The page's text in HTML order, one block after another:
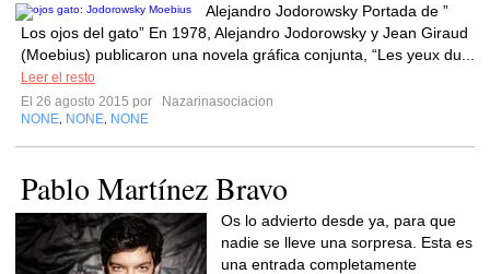
Alejandro Jodorowsky Portada de ”
Los ojos del gato” En 1978, Alejandro Jodorowsky y Jean Giraud
(Moebius) publicaron una novela gráfica conjunta, “Les yeux du...
Leer el resto
El 26 agosto 2015 por
Nazarinasociacion
NONE NONE NONE
Pablo Martínez Bravo
Os lo advierto desde ya, para que
nadie se lleve una sorpresa. Esta es
una entrada completamente